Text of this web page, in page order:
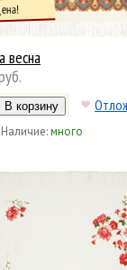
весна
Наличие:много